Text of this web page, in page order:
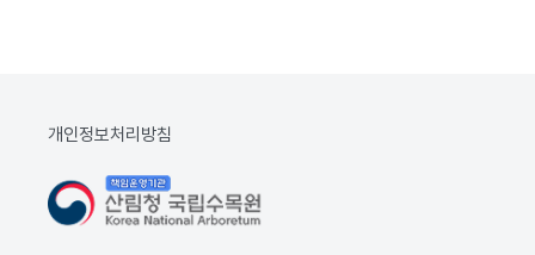
개인정보처리방침